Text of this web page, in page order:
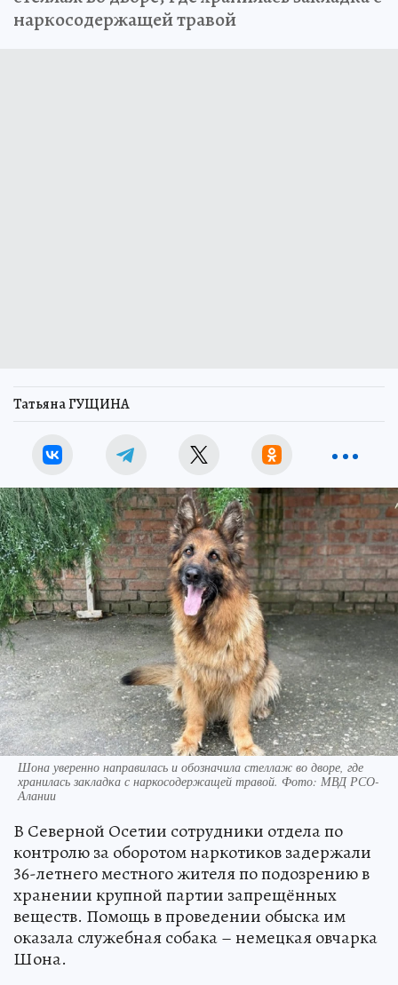
наркосодержащей травой
Татьяна ГУЩИНА
Шона уверенно направилась и обозначила стеллаж во дворе, где
хранилась закладка с наркосодержащей травой. Фото: МВД РСО-
Алании
В Северной Осетии сотрудники отдела по
контролю за оборотом наркотиков задержали
36-летнего местного жителя по подозрению в
хранении крупной партии запрещённых
веществ. Помощь в проведении обыска им
оказала служебная собака – немецкая овчарка
Шона.